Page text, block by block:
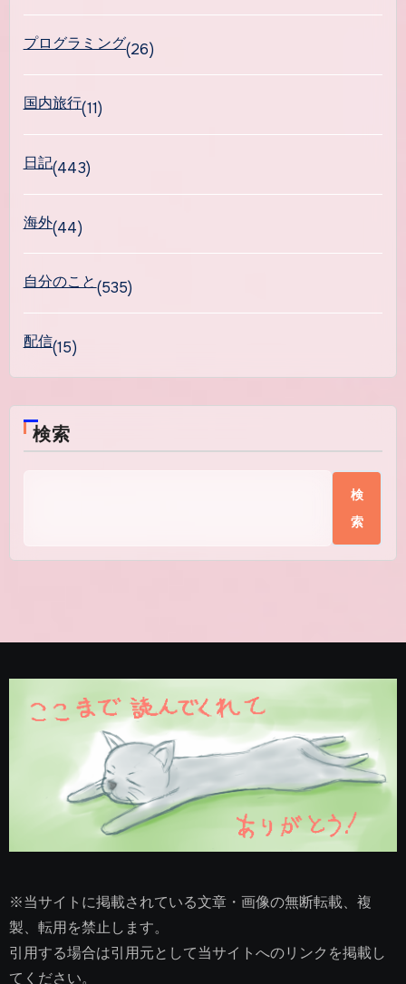
プログラミング(26)
国内旅行(11)
日記(443)
海外(44)
自分のこと(535)
配信(15)
検索
検
索
※当サイトに掲載されている文章・画像の無断転載、複
製、転用を禁止します。
引用する場合は引用元として当サイトへのリンクを掲載し
てください。